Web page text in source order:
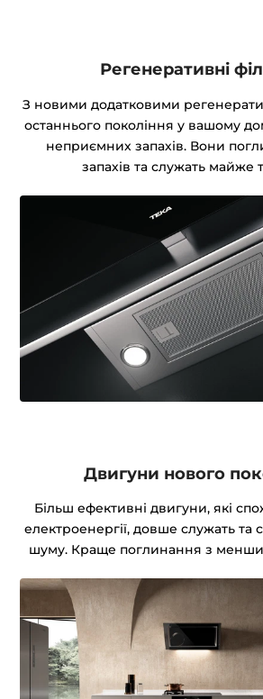
Регенеративні
З новими додатковими
останнього покоління у вашому
неприємних запахів. Вони
запахів та служать майже
Двигуни нового
Більш ефективні двигуни, які
електроенергії, довше служать
шуму. Краще поглинання з